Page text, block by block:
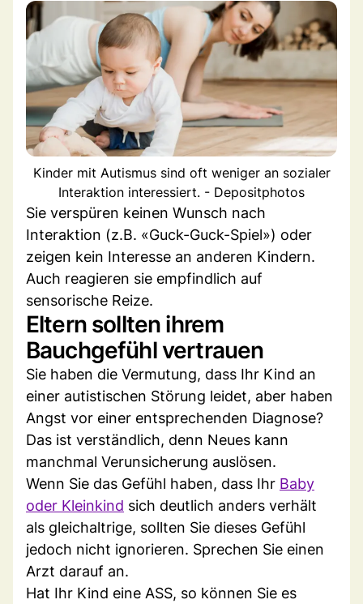
Kinder mit Autismus sind oft weniger an sozialer
Interaktion interessiert. - Depositphotos
Sie verspüren keinen Wunsch nach
Interaktion (z.B. «Guck-Guck-Spiel») oder
zeigen kein Interesse an anderen Kindern.
Auch reagieren sie empfindlich auf
sensorische Reize.
Eltern sollten ihrem
Bauchgefühl vertrauen
Sie haben die Vermutung, dass Ihr Kind an
einer autistischen Störung leidet, aber haben
Angst vor einer entsprechenden Diagnose?
Das ist verständlich, denn Neues kann
manchmal Verunsicherung auslösen.
Wenn Sie das Gefühl haben, dass Ihr Baby
oder Kleinkind sich deutlich anders verhält
als gleichaltrige, sollten Sie dieses Gefühl
jedoch nicht ignorieren. Sprechen Sie einen
Arzt darauf an.
Hat Ihr Kind eine ASS, so können Sie es